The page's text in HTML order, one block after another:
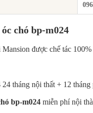
chó bp-m024
Mansion được chế tác
24 tháng nội thất + 12 tháng
bp-m024miễn phí nội